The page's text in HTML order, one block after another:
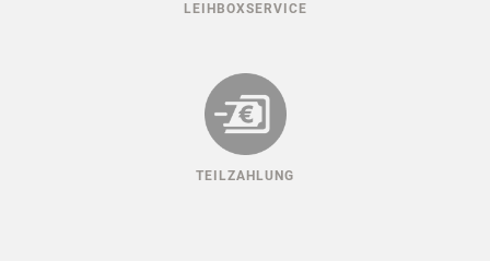
LEIHBOXSERVICE
TEILZAHLUNG